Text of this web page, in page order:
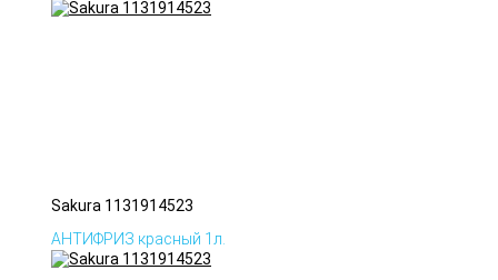
Sakura 1131914523
АНТИФРИЗ красный 1л.